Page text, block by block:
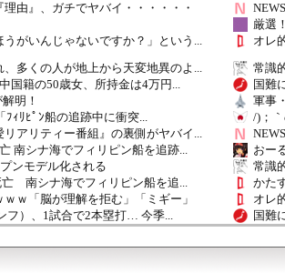
由』、ガチでヤバイ・・・・・・
厳選
がいんじゃないですか？」という...
オレ
多くの人が地上から天変地異のよ...
常識
籍の50歳女、所持金は4万円...
国難
明！
軍事
ｨﾘﾋﾟﾝ船の追跡中に衝突...
/)；
アリティー番組』の裏側がヤバイ...
南シナ海でフィリピン船を追跡...
おー
ンモデル化される
常識
亡 南シナ海でフィリピン船を追...
かた
ｗ「脳が理解を拒む」「ミギー」
オレ
）、1試合で2本塁打… 今季...
国難
摘されても頑として認めなかった...
U-1
波でドナウ川が歴史的渇水！
軍事